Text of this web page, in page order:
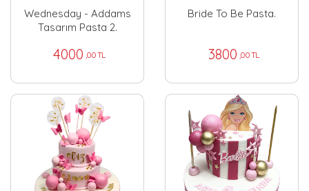
Wednesday - Addams
Tasarım Pasta 2.
4000 ,00 TL
Bride To Be Pasta.
3800 ,00 TL